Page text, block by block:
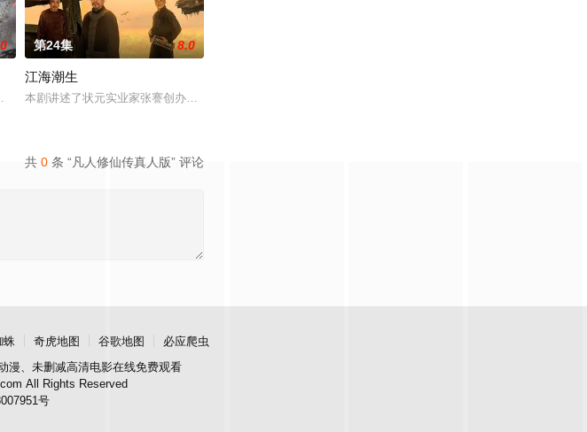
出未婚妻
肉身。未央动心，却不知自身是身负玄鸟之力
联合举办的小型军事演习中，郭子剑因不满演习流于形式，假传指令要求真打实
第24集 8.0
江海潮生
本剧讲述了状元实业家张謇创办大生企业，实业报国的故事。甲午战争后，国家蒙羞，张謇虽高中状元，却渴
共 0 条 “凡人修仙传真人版” 评论
蛛 奇虎地图 谷歌地图
必应爬虫
漫、未删减高清电影在线免费观看
All Rights Reserved
号